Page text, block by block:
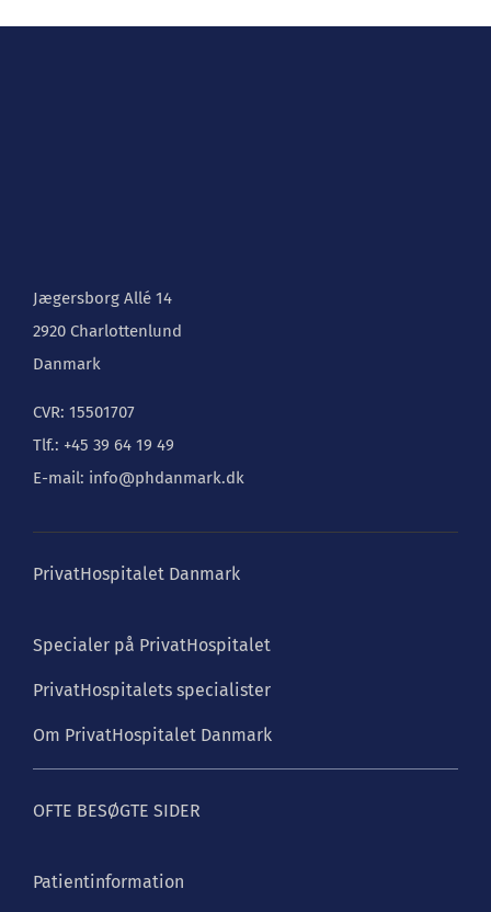
Jægersborg Allé 14
2920 Charlottenlund
Danmark
CVR: 15501707
Tlf.: +45 39 64 19 49
E-mail: info@phdanmark.dk
PrivatHospitalet Danmark
Specialer på PrivatHospitalet
PrivatHospitalets specialister
Om PrivatHospitalet Danmark
OFTE BESØGTE SIDER
Patientinformation